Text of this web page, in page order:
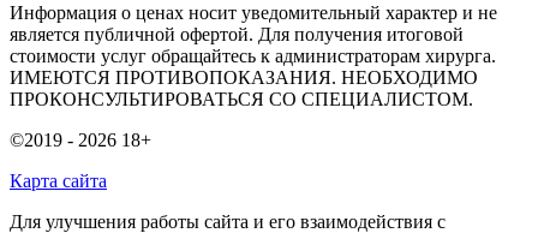
Информация о ценах носит уведомительный характер и не
является публичной офертой. Для получения итоговой
стоимости услуг обращайтесь к администраторам хирурга.
ИМЕЮТСЯ ПРОТИВОПОКАЗАНИЯ. НЕОБХОДИМО
ПРОКОНСУЛЬТИРОВАТЬСЯ СО СПЕЦИАЛИСТОМ.
©2019 - 2026 18+
Карта сайта
Для улучшения работы сайта и его взаимодействия с